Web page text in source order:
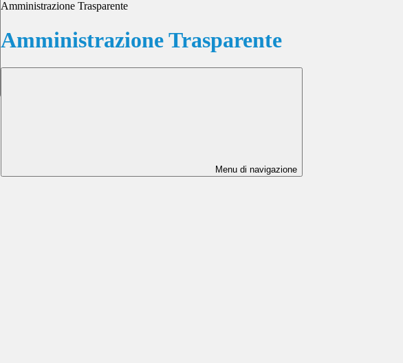
Amministrazione Trasparente
Amministrazione Trasparente
Menu di navigazione